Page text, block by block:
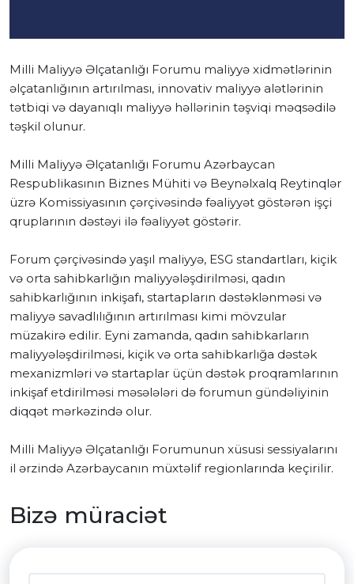
Milli Maliyyə Əlçatanlığı Forumu maliyyə xidmətlərinin
əlçatanlığının artırılması, innovativ maliyyə alətlərinin
tətbiqi və dayanıqlı maliyyə həllərinin təşviqi məqsədilə
təşkil olunur.
Milli Maliyyə Əlçatanlığı Forumu Azərbaycan
Respublikasının Biznes Mühiti və Beynəlxalq Reytinqlər
üzrə Komissiyasının çərçivəsində fəaliyyət göstərən işçi
qruplarının dəstəyi ilə fəaliyyət göstərir.
Forum çərçivəsində yaşıl maliyyə, ESG standartları, kiçik
və orta sahibkarlığın maliyyələşdirilməsi, qadın
sahibkarlığının inkişafı, startapların dəstəklənməsi və
maliyyə savadlılığının artırılması kimi mövzular
müzakirə edilir. Eyni zamanda, qadın sahibkarların
maliyyələşdirilməsi, kiçik və orta sahibkarlığa dəstək
mexanizmləri və startaplar üçün dəstək proqramlarının
inkişaf etdirilməsi məsələləri də forumun gündəliyinin
diqqət mərkəzində olur.
Milli Maliyyə Əlçatanlığı Forumunun xüsusi sessiyalarını
il ərzində Azərbaycanın müxtəlif regionlarında keçirilir.
Bizə müraciət